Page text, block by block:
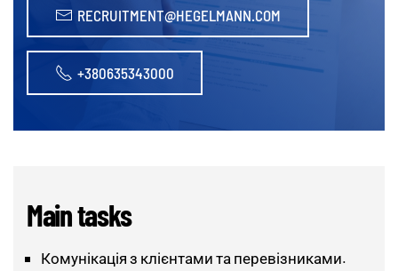
RECRUITMENT@HEGELMANN.COM
+380635343000
Main tasks
Комунікація з клієнтами та перевізниками.